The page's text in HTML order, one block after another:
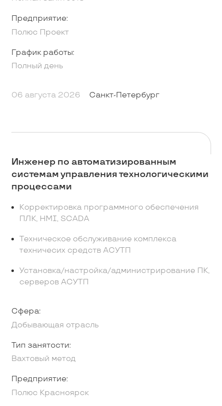
Предприятие:
Полюс Проект
График работы:
Полный день
06 августа 2026 Санкт-Петербург
Инженер по автоматизированным
системам управления технологическими
процессами
Корректировка программного обеспечения
ПЛК, HMI, SCADA
Техническое обслуживание комплекса
техничесих средств АСУТП
Установка/настройка/администрирование ПК,
серверов АСУТП
Сфера:
Добывающая отрасль
Тип занятости:
Вахтовый метод
Предприятие:
Полюс Красноярск